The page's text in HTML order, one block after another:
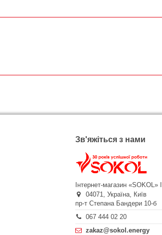
Зв'яжіться з нами
Інтернет-магазин «SOKOL»
04071,Україна, Київ
пр-т Степана Бандери 10-б
067 444 02 20
zakaz@sokol.energy